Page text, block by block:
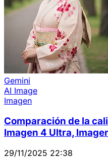
Gemini
AI Image
Imagen
Comparación de la
Imagen 4 Ultra,
29/11/2025 22:38